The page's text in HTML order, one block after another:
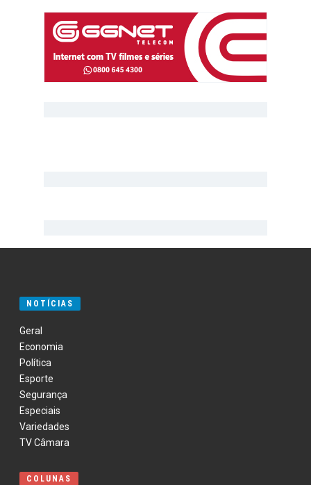
NOTÍCIAS
Geral
Economia
Política
Esporte
Segurança
Especiais
Variedades
TV Câmara
COLUNAS